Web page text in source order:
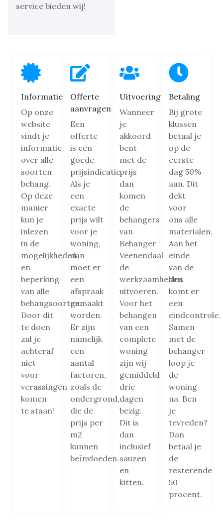
service bieden wij!
Informatie
Op onze
website
vindt je
informatie
over alle
soorten
behang.
Op deze
manier
kun je
inlezen
in de
mogelijkheden
en
beperking
van alle
behangsoorten.
Door dit
te doen
zul je
achteraf
niet
voor
verassingen
komen
te staan!
Offerte
aanvragen
Een
offerte
is een
goede
prijsindicatie.
Als je
een
exacte
prijs wilt
voor je
woning,
dan
moet er
een
afspraak
gemaakt
worden.
Er zijn
namelijk
een
aantal
factoren,
zoals de
ondergrond,
die de
prijs per
m2
kunnen
beïnvloeden.
Uitvoering
Wanneer
je
akkoord
bent
met de
prijs
dan
komen
de
behangers
van
Behanger
Veenendaal
de
werkzaamheden
uitvoeren.
Voor het
behangen
van een
complete
woning
zijn wij
gemiddeld
drie
dagen
bezig.
Dit is
dan
inclusief
sauzen
en
kitten.
Betaling
Bij grote
klussen
betaal je
op de
eerste
dag 50%
aan. Dit
dekt
voor
ons alle
materialen.
Aan het
einde
van de
klus
komt er
een
eindcontrole.
Samen
met de
behanger
loop je
de
woning
na. Ben
je
tevreden?
Dan
betaal je
de
resterende
50
procent.